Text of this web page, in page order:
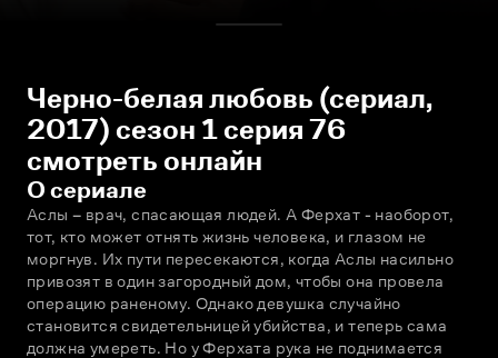
Черно-белая любовь (сериал,
2017) сезон 1 серия 76
смотреть онлайн
О сериале
Аслы – врач, спасающая людей. А Ферхат - наоборот,
тот, кто может отнять жизнь человека, и глазом не
моргнув. Их пути пересекаются, когда Аслы насильно
привозят в один загородный дом, чтобы она провела
операцию раненому. Однако девушка случайно
становится свидетельницей убийства, и теперь сама
должна умереть. Но у Ферхата рука не поднимается